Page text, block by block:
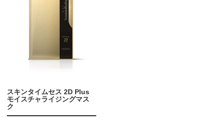
スキンタイムセス 2D Plus
モイスチャライジングマス
ク